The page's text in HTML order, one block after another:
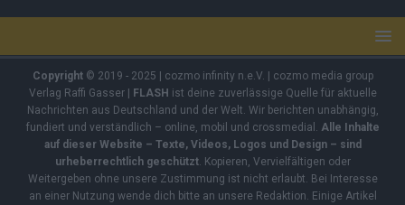
Copyright© 2019 - 2025 | cozmo infinity n.e.V. | cozmo media group
Verlag Raffi Gasser |
FLASH ist deine zuverlässige Quelle für aktuelle
Nachrichten aus Deutschland und der Welt. Wir berichten unabhängig,
fundiert und verständlich – online, mobil und crossmedial. Alle Inhalte
auf dieser Website – Texte, Videos, Logos und Design – sind
urheberrechtlich geschützt. Kopieren, Vervielfältigen oder
Weitergeben ohne unsere Zustimmung ist nicht erlaubt. Bei Interesse
an einer Nutzung wende dich bitte an unsere Redaktion. Einige Artikel